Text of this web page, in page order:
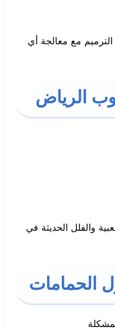
الترميم مع معالجة أي
الرياض
والفلل الحديثة في
الحمامات